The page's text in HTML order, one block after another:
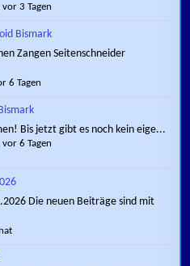
vor 3 Tagen
Bismark
Zangen Seitenschneider
6 Tagen
Bis jetzt gibt es noch kein eige...
vor 6 Tagen
Die neuen Beiträge sind mit